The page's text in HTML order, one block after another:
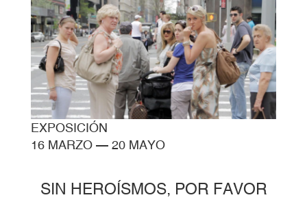
EXPOSICIÓN
16 MARZO — 20 MAYO
SIN HEROÍSMOS, POR FAVOR